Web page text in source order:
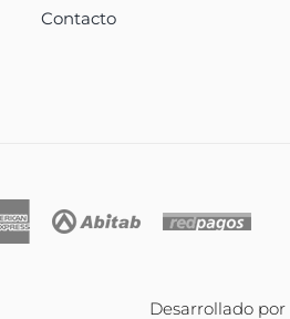
Contacto
Desarrollado por